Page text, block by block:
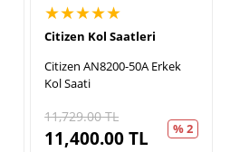
★★★★★
Citizen Kol Saatleri
Citizen AN8200-50A Erkek
Kol Saati
11,729.00TL
11,400.00TL % 2